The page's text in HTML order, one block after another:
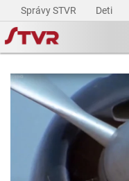
Správy STVR Deti